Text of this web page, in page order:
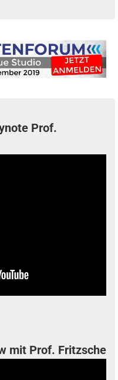
Prof.
mit Prof. Fritzsche